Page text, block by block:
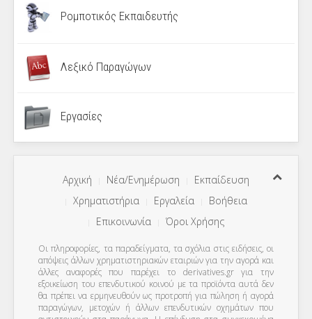
Ρομποτικός Εκπαιδευτής
Λεξικό Παραγώγων
Εργασίες
Αρχική Νέα/Ενημέρωση
Εκπαίδευση
Χρηματιστήρια
Εργαλεία
Βοήθεια
Επικοινωνία
Όροι Χρήσης
Οι πληροφορίες, τα παραδείγματα, τα σχόλια στις ειδήσεις, οι
απόψεις άλλων χρηματιστηριακών εταιριών για την αγορά και
άλλες αναφορές που παρέχει το derivatives.gr για την
εξοικείωση του επενδυτικού κοινού με τα προϊόντα αυτά δεν
θα πρέπει να ερμηνευθούν ως προτροπή για πώληση ή αγορά
παραγώγων, μετοχών ή άλλων επενδυτικών οχημάτων που